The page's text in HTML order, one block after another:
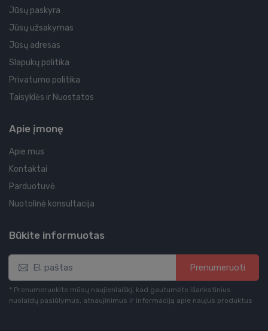
Jūsų paskyra
Jūsų užsakymas
Jūsų adresas
Slapukų politika
Privatumo politika
Taisyklės ir Nuostatos
Apie įmonę
Apie mus
Kontaktai
Parduotuvė
Nuotolinė konsultacija
Būkite informuotas
Prenumeruoti
* Prenumeruokite mūsų naujienlaiškį, kad gautumėte išankstinius
nuolaidų pasiūlymus, atnaujinimus ir informaciją apie naujus produktus